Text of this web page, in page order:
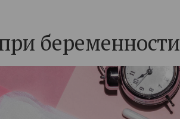
беременности